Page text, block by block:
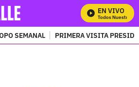
EN VIVO
Mira Todos Nuestros
SEMANAL PRIMERA VISITA